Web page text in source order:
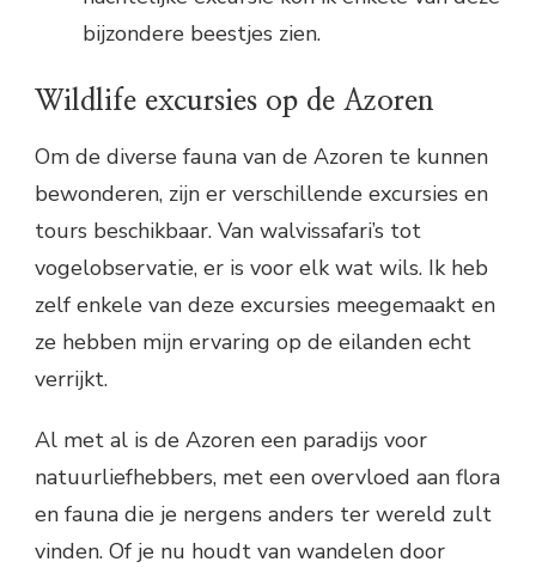
bijzondere beestjes zien.
Wildlife excursies op de Azoren
Om de diverse fauna van de Azoren te kunnen
bewonderen, zijn er verschillende excursies en
tours beschikbaar. Van walvissafari’s tot
vogelobservatie, er is voor elk wat wils. Ik heb
zelf enkele van deze excursies meegemaakt en
ze hebben mijn ervaring op de eilanden echt
verrijkt.
Al met al is de Azoren een paradijs voor
natuurliefhebbers, met een overvloed aan flora
en fauna die je nergens anders ter wereld zult
vinden. Of je nu houdt van wandelen door